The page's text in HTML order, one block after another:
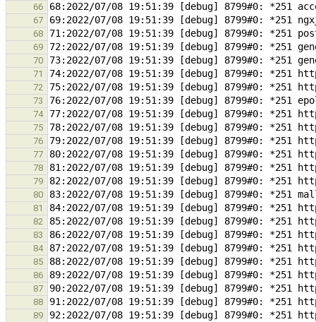
66
67
68
69
70
71
72
73
74
75
76
77
78
79
80
81
82
83
84
85
86
87
88
89